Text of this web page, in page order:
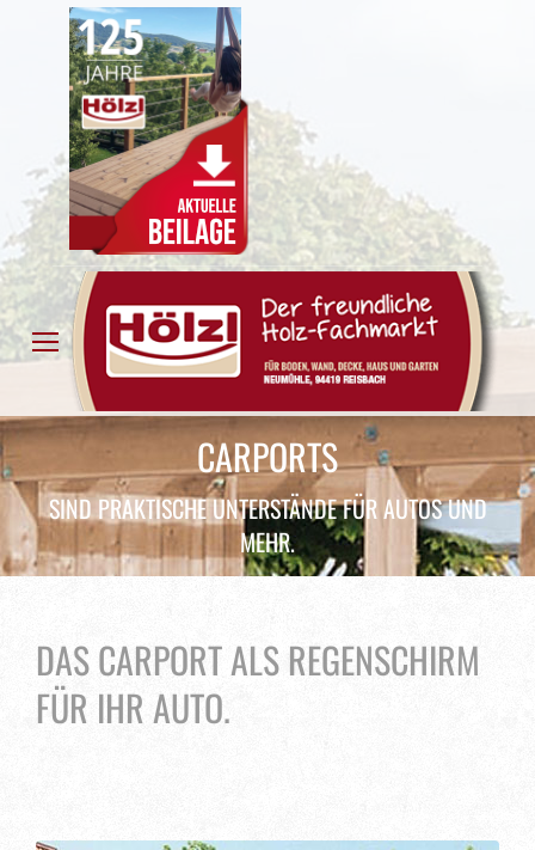
CARPORTS
SIND PRAKTISCHE UNTERSTÄNDE FÜR AUTOS UND
MEHR.
DAS CARPORT ALS REGENSCHIRM
FÜR IHR AUTO.